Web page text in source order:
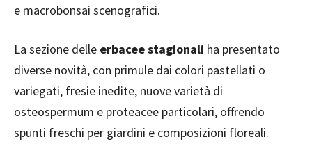
e macrobonsai scenografici.
La sezione delle erbacee stagionali ha presentato
diverse novità, con primule dai colori pastellati o
variegati, fresie inedite, nuove varietà di
osteospermum e proteacee particolari, offrendo
spunti freschi per giardini e composizioni floreali.